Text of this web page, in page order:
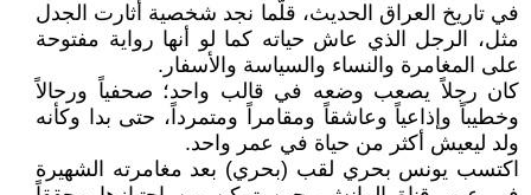
في تاريخ العراق الحديث، قلّما نجد شخصية أثارت الجدل
مثل، الرجل الذي عاش حياته كما لو أنها رواية مفتوحة
على المغامرة والنساء والسياسة والأسفار.
كان رجلاً يصعب وضعه في قالب واحد؛ صحفياً ورحالاً
وخطيباً وإذاعياً وعاشقاً ومقامراً ومتمرداً، حتى بدا وكأنه
ولد ليعيش أكثر من حياة في عمر واحد.
اكتسب يونس بحري لقب (بحري) بعد مغامرته الشهيرة